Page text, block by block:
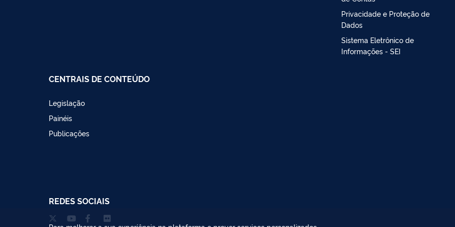
Privacidade e Proteção de
Dados
Sistema Eletrônico de
Informações - SEI
CENTRAIS DE CONTEÚDO
Legislação
Painéis
Publicações
REDES SOCIAIS